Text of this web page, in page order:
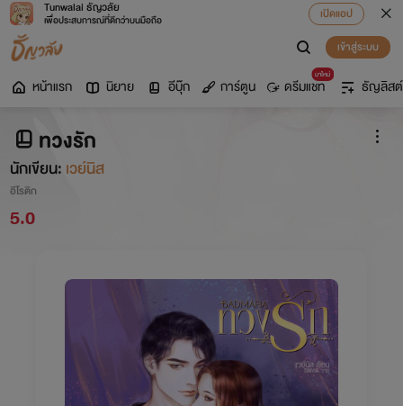
Tunwalai ธัญวลัย
เพื่อประสบการณ์ที่ดีกว่าบนมือถือ
เปิดแอป
เข้าสู่ระบบ
หน้าแรก นิยาย อีบุ๊ก การ์ตูน
มาใหม่
ดรีมแชท ธัญลิสต์
ทวงรัก
นักเขียน: เวย์นิส
อีโรติก
5.0